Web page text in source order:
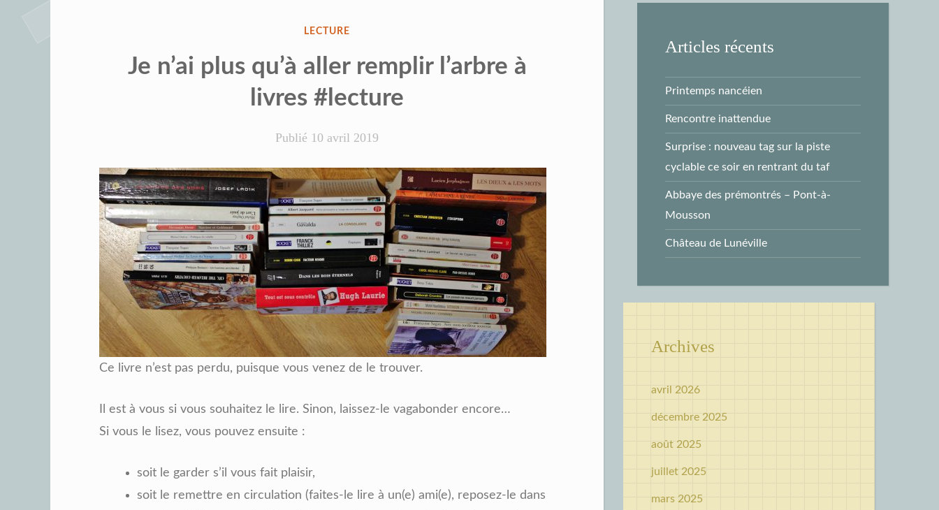
PUBLIÉ
LECTURE
Je n’ai plus qu’à aller remplir l’arbre à
livres #lecture
Publié 10 avril 2019
Ce livre n’est pas perdu, puisque vous venez de le trouver.
Il est à vous si vous souhaitez le lire. Sinon, laissez-le vagabonder encore…
Si vous le lisez, vous pouvez ensuite :
soit le garder s’il vous fait plaisir,
soit le remettre en circulation (faites-le lire à un(e) ami(e), reposez-le dans
Articles récents
Printemps nancéien
Rencontre inattendue
Surprise : nouveau tag sur la piste
cyclable ce soir en rentrant du taf
Abbaye des prémontrés – Pont-à-
Mousson
Château de Lunéville
Archives
avril 2026
décembre 2025
août 2025
juillet 2025
mars 2025